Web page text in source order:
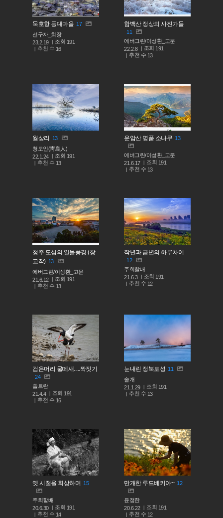
묵호항 등대마을 17
선구자_회장
23.2.19
조회 191
추천 수 16
함백산 정상의 사진가들
11
에버그린/이성환_고문
22.2.8
조회 191
추천 수 13
월상리 13
청도인(靑島人)
22.1.24
조회 191
추천 수 13
운암산 명품 소나무 13
에버그린/이성환_고문
21.6.17
조회 191
추천 수 13
청주 도심의 일몰풍경 (창
고작) 13
에버그린/이성환_고문
21.6.12
조회 191
추천 수 13
작년과 금년의 하루차이
12
주희할배
21.6.3
조회 191
추천 수 12
검은머리 물떼새.....짝짓기
24
쏠트란
21.4.4
조회 191
추천 수 16
눈내린 정북토성 11
솔개
21.1.29
조회 191
추천 수 13
옛 시절을 회상하며 15
주희할배
20.6.30
조회 191
추천 수 14
만개한 루드베키아~ 12
윤정한
20.6.22
조회 191
추천 수 12